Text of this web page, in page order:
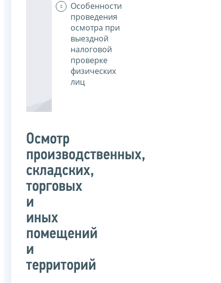
Особенности
проведения
осмотра при
выездной
налоговой
проверке
физических
лиц
Осмотр
производственных,
складских,
торговых
и
иных
помещений
и
территорий